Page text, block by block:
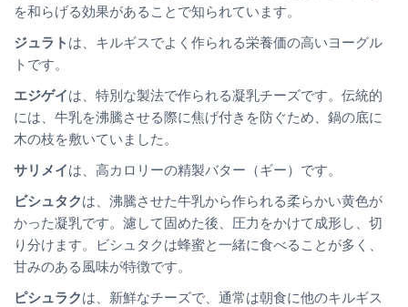
を和らげる効果があることで知られています。
ジュラト は、キルギスでよく作られる栄養価の高いヨーグル
トです。
エジゲイは、特別な製法で作られる凝乳チーズです。伝統的
には、牛乳を沸騰させる際に焦げ付きを防ぐため、鍋の底に
木の枝を敷いていました。
サリメイは、高カロリーの精製バター（ギー）です。
ビシュタクは、沸騰させた牛乳から作られる柔らかい黄色が
かった凝乳です。濾して固めた後、圧力をかけて成形し、切
り分けます。ビシュタクは蜂蜜と一緒に食べることが多く、
甘みのある風味が特徴です。
ピシュラクは、新鮮なチーズで、通常は朝食に他のキルギス